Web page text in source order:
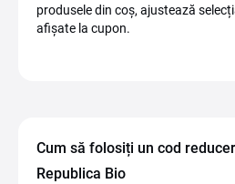
produsele din coș, ajustează
afișate la cupon.
Cum să folosiți un cod
Republica Bio